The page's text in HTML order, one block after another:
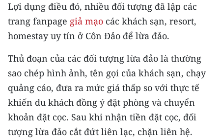
KIỂM CHỨNG THÔNG TIN
TRI THỨC CHUYÊN SÂU
54 DÂN TỘC VIỆT NAM
CHƯƠNG TRÌNH OCOP - MỖI XÃ
MỘT SẢN PHẨM
RADIO
Lợi dụng điều đó, nhiều đối tượng đã lập các
trang fanpage giả mạo các khách sạn, resort,
homestay uy tín ở Côn Đảo để lừa đảo.
Thủ đoạn của các đối tượng lừa đảo là thường
sao chép hình ảnh, tên gọi của khách sạn, chạy
quảng cáo, đưa ra mức giá thấp so với thực tế
khiến du khách đồng ý đặt phòng và chuyển
khoản đặt cọc. Sau khi nhận tiền đặt cọc, đối
tượng lừa đảo cắt đứt liên lạc, chặn liên hệ.